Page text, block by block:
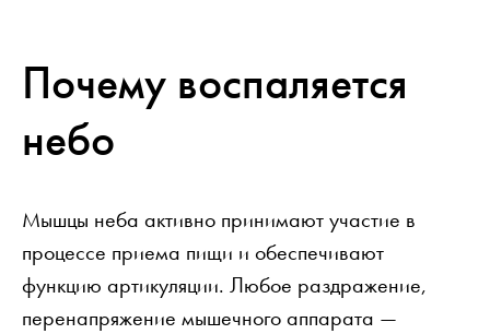
Почему воспаляется
небо
Мышцы неба активно принимают участие в
процессе приема пищи и обеспечивают
функцию артикуляции. Любое раздражение,
перенапряжение мышечного аппарата —